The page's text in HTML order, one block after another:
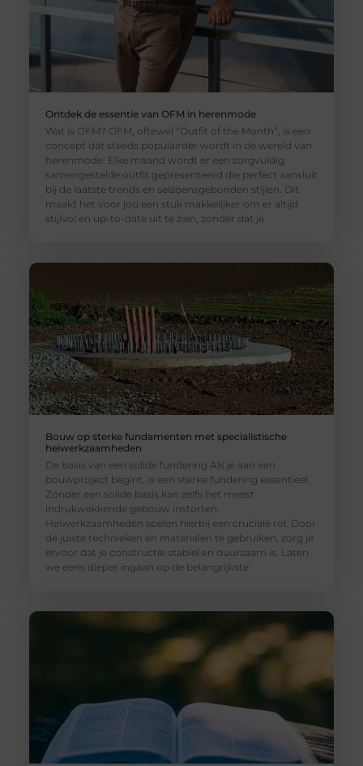
Ontdek de essentie van OFM in herenmode
Wat is OFM? OFM, oftewel “Outfit of the Month”, is een
concept dat steeds populairder wordt in de wereld van
herenmode. Elke maand wordt er een zorgvuldig
samengestelde outfit gepresenteerd die perfect aansluit
bij de laatste trends en seizoensgebonden stijlen. Dit
maakt het voor jou een stuk makkelijker om er altijd
stijlvol en up-to-date uit te zien, zonder dat je
Bouw op sterke fundamenten met specialistische
heiwerkzaamheden
De basis van een solide fundering Als je aan een
bouwproject begint, is een sterke fundering essentieel.
Zonder een solide basis kan zelfs het meest
indrukwekkende gebouw instorten.
Heiwerkzaamheden spelen hierbij een cruciale rol. Door
de juiste technieken en materialen te gebruiken, zorg je
ervoor dat je constructie stabiel en duurzaam is. Laten
we eens dieper ingaan op de belangrijkste